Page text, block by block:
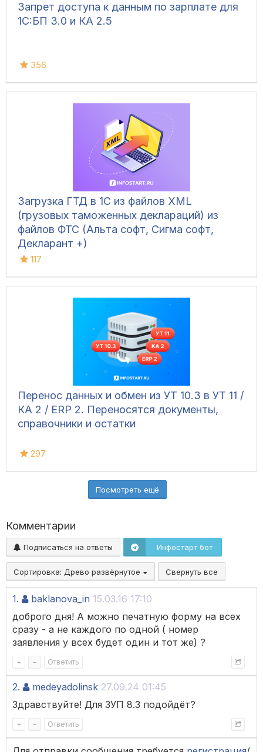
Запрет доступа к данным по зарплате для
1C:БП 3.0 и КА 2.5
356
Загрузка ГТД в 1С из файлов XML
(грузовых таможенных деклараций) из
файлов ФТС (Альта софт, Сигма софт,
Декларант +)
117
Перенос данных и обмен из УТ 10.3 в УТ 11 /
КА 2 / ERP 2. Переносятся документы,
справочники и остатки
297
Посмотреть ещё
Комментарии
Подписаться на ответы Инфостарт бот
Сортировка: Древо развёрнутое Свернуть все
1. baklanova_in 15.03.16 17:10
доброго дня! А можно печатную форму на всех
сразу - а не каждого по одной ( номер
заявления у всех будет один и тот же) ?
+ – Ответить
2. medeyadolinsk 27.09.24 01:45
Здравствуйте! Для ЗУП 8.3 подойдёт?
+ – Ответить